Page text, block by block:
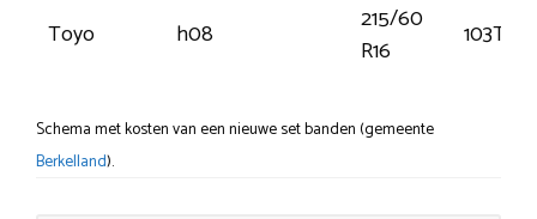
Toyo h08
215/60
R16
103T
Schema met kosten van een nieuwe set banden (gemeente
Berkelland).